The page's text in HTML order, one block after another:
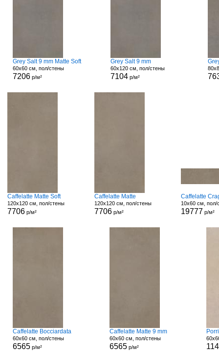
Grey Salt 9 mm Matte Soft
60x60 см, пол/стены
7206 р/м²
Grey Salt 9 mm
60x120 см, пол/стены
7104р/м²
Caffelatte Matte Soft
120x120 см, пол/стены
7706 р/м²
Caffelatte Matte
120x120 см, пол/стены
7706р/м²
Caffelatte
10x60 см, пол/
19777 р/м²
Caffelatte Bocciardata
60x60 см, пол/стены
6565р/м²
Caffelatte Matte 9 mm
60x60 см, пол/стены
6565 р/м²